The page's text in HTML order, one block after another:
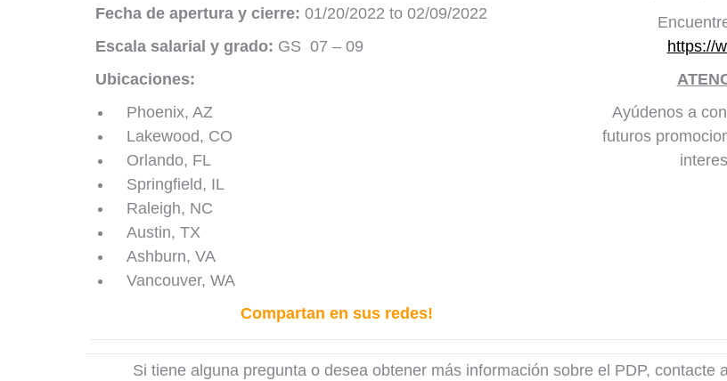
Fecha de apertura y cierre: 01/20/2022 to 02/09/2022
Escala salarial y grado: GS 07 – 09
Ubicaciones:
Phoenix, AZ
Lakewood, CO
Orlando, FL
Springfield, IL
Raleigh, NC
Austin, TX
Ashburn, VA
Vancouver, WA
Compartan en sus redes!
https://
Ayúdenos a
futuros
Si tiene alguna pregunta o desea obtener más información sobre el PDP, contacte